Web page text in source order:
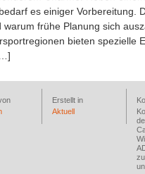
es einiger Vorbereitung.
frühe Planung sich
bieten spezielle
Erstellt in
Aktuell